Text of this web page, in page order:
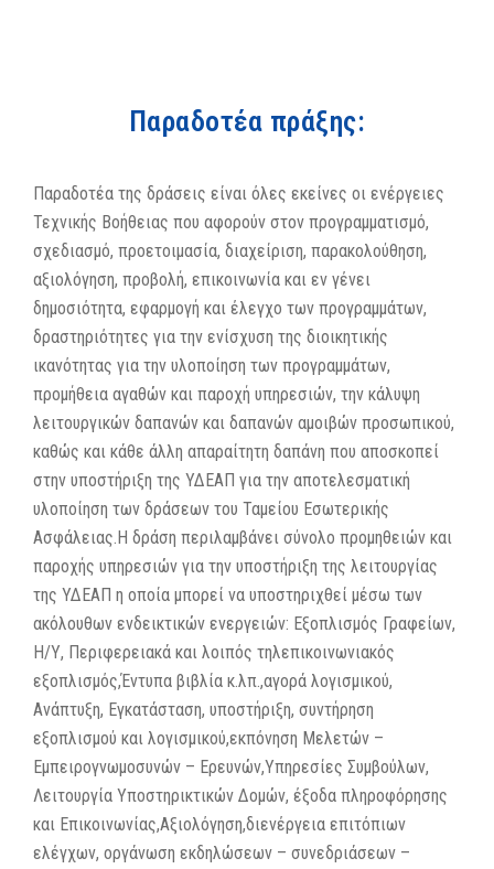
Παραδοτέα πράξης:
Παραδοτέα της δράσεις είναι όλες εκείνες οι ενέργειες
Τεχνικής Βοήθειας που αφορούν στον προγραμματισμό,
σχεδιασμό, προετοιμασία, διαχείριση, παρακολούθηση,
αξιολόγηση, προβολή, επικοινωνία και εν γένει
δημοσιότητα, εφαρμογή και έλεγχο των προγραμμάτων,
δραστηριότητες για την ενίσχυση της διοικητικής
ικανότητας για την υλοποίηση των προγραμμάτων,
προμήθεια αγαθών και παροχή υπηρεσιών, την κάλυψη
λειτουργικών δαπανών και δαπανών αμοιβών προσωπικού,
καθώς και κάθε άλλη απαραίτητη δαπάνη που αποσκοπεί
στην υποστήριξη της ΥΔΕΑΠ για την αποτελεσματική
υλοποίηση των δράσεων του Ταμείου Εσωτερικής
Ασφάλειας.Η δράση περιλαμβάνει σύνολο προμηθειών και
παροχής υπηρεσιών για την υποστήριξη της λειτουργίας
της ΥΔΕΑΠ η οποία μπορεί να υποστηριχθεί μέσω των
ακόλουθων ενδεικτικών ενεργειών: Εξοπλισμός Γραφείων,
Η/Υ, Περιφερειακά και λοιπός τηλεπικοινωνιακός
εξοπλισμός,Έντυπα βιβλία κ.λπ.,αγορά λογισμικού,
Ανάπτυξη, Εγκατάσταση, υποστήριξη, συντήρηση
εξοπλισμού και λογισμικού,εκπόνηση Μελετών –
Εμπειρογνωμοσυνών – Ερευνών,Υπηρεσίες Συμβούλων,
Λειτουργία Υποστηρικτικών Δομών, έξοδα πληροφόρησης
και Επικοινωνίας,Αξιολόγηση,διενέργεια επιτόπιων
ελέγχων, οργάνωση εκδηλώσεων – συνεδριάσεων –